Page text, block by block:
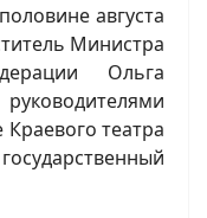
августа
Министра
Ольга
театра